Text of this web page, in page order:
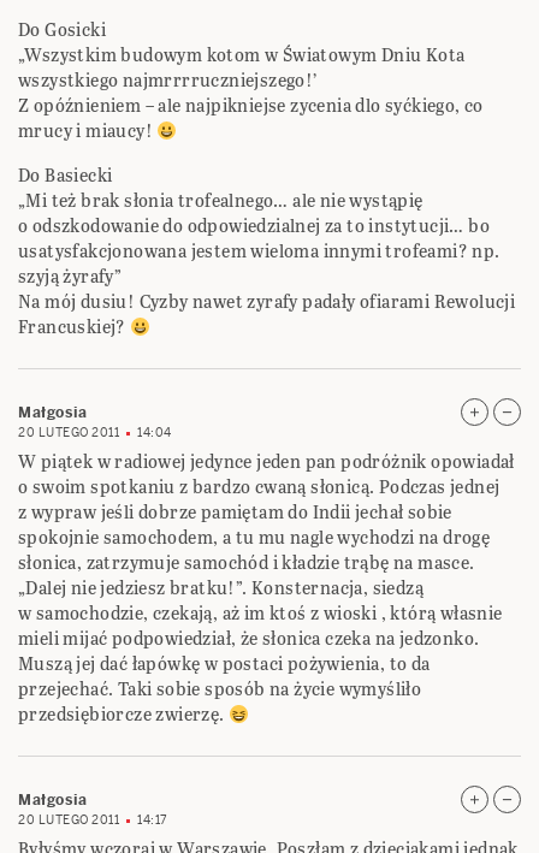
Do Gosicki
„Wszystkim budowym kotom w Światowym Dniu Kota
wszystkiego najmrrrruczniejszego!’
Z opóźnieniem – ale najpikniejse zycenia dlo syćkiego, co
mrucy i miaucy!
Do Basiecki
„Mi też brak słonia trofealnego… ale nie wystąpię
o odszkodowanie do odpowiedzialnej za to instytucji… bo
usatysfakcjonowana jestem wieloma innymi trofeami? np.
szyją żyrafy”
Na mój dusiu! Cyzby nawet zyrafy padały ofiarami Rewolucji
Francuskiej?
Małgosia
20 LUTEGO 2011 14:04
W piątek w radiowej jedynce jeden pan podróżnik opowiadał
o swoim spotkaniu z bardzo cwaną słonicą. Podczas jednej
z wypraw jeśli dobrze pamiętam do Indii jechał sobie
spokojnie samochodem, a tu mu nagle wychodzi na drogę
słonica, zatrzymuje samochód i kładzie trąbę na masce.
„Dalej nie jedziesz bratku!”. Konsternacja, siedzą
w samochodzie, czekają, aż im ktoś z wioski , którą własnie
mieli mijać podpowiedział, że słonica czeka na jedzonko.
Muszą jej dać łapówkę w postaci pożywienia, to da
przejechać. Taki sobie sposób na życie wymyśliło
przedsiębiorcze zwierzę.
Małgosia
20 LUTEGO 2011 14:17